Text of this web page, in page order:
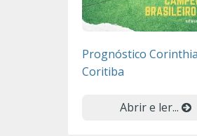
Prognóstico
Coritiba
Abrir e ler...